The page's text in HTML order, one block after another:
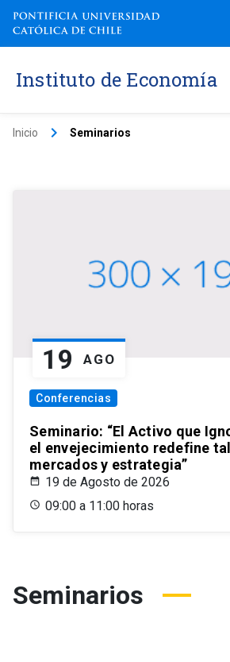
Instituto de Economía
Inicio keyboard_arrow_right Seminarios
19 AGO
Conferencias
Seminario: “El Activo que
el envejecimiento redefine
mercados y estrategia”
19 de Agosto de 2026
09:00 a 11:00 horas
Seminarios